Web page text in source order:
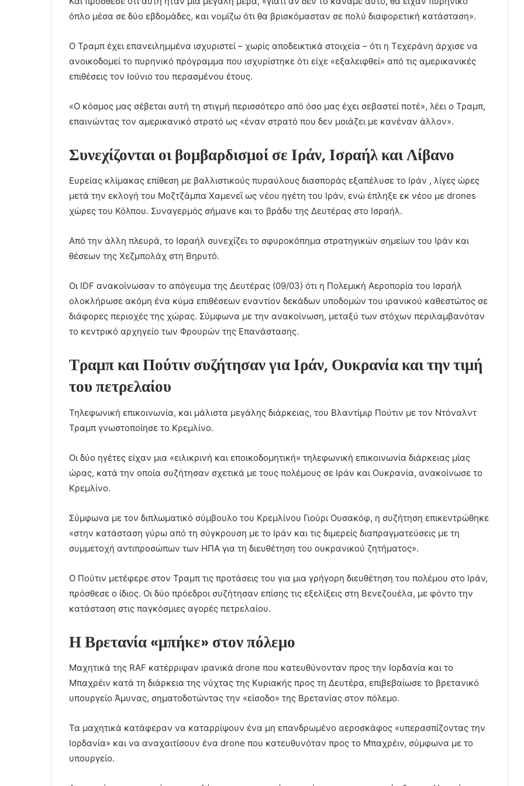
όπλο μέσα σε δύο εβδομάδες, και νομίζω ότι θα βρισκόμασταν σε πολύ διαφορετική κατάσταση».
Ο Τραμπ έχει επανειλημμένα ισχυριστεί – χωρίς αποδεικτικά στοιχεία – ότι η Τεχεράνη άρχισε να
ανοικοδομεί το πυρηνικό πρόγραμμα που ισχυρίστηκε ότι είχε «εξαλειφθεί» από τις αμερικανικές
επιθέσεις τον Ιούνιο του περασμένου έτους.
«Ο κόσμος μας σέβεται αυτή τη στιγμή περισσότερο από όσο μας έχει σεβαστεί ποτέ», λέει ο Τραμπ,
επαινώντας τον αμερικανικό στρατό ως «έναν στρατό που δεν μοιάζει με κανέναν άλλον».
Συνεχίζονται οι βομβαρδισμοί σε Ιράν, Ισραήλ και Λίβανο
Ευρείας κλίμακας επίθεση με βαλλιστικούς πυραύλους διασποράς εξαπέλυσε το Ιράν , λίγες ώρες
μετά την εκλογή του Μοζτζάμπα Χαμενεΐ ως νέου ηγέτη του Ιράν, ενώ έπληξε εκ νέου με drones
χώρες του Κόλπου. Συναγερμός σήμανε και το βράδυ της Δευτέρας στο Ισραήλ.
Από την άλλη πλευρά, το Ισραήλ συνεχίζει το σφυροκόπημα στρατηγικών σημείων του Ιράν και
θέσεων της Χεζμπολάχ στη Βηρυτό.
Οι IDF ανακοίνωσαν το απόγευμα της Δευτέρας (09/03) ότι η Πολεμική Αεροπορία του Ισραήλ
ολοκλήρωσε ακόμη ένα κύμα επιθέσεων εναντίον δεκάδων υποδομών του ιρανικού καθεστώτος σε
διάφορες περιοχές της χώρας. Σύμφωνα με την ανακοίνωση, μεταξύ των στόχων περιλαμβανόταν
το κεντρικό αρχηγείο των Φρουρών της Επανάστασης.
Τραμπ και Πούτιν συζήτησαν για Ιράν, Ουκρανία και την τιμή
του πετρελαίου
Τηλεφωνική επικοινωνία, και μάλιστα μεγάλης διάρκειας, του Βλαντίμιρ Πούτιν με τον Ντόναλντ
Τραμπ γνωστοποίησε το Κρεμλίνο.
Οι δύο ηγέτες είχαν μια «ειλικρινή και εποικοδομητική» τηλεφωνική επικοινωνία διάρκειας μίας
ώρας, κατά την οποία συζήτησαν σχετικά με τους πολέμους σε Ιράν και Ουκρανία, ανακοίνωσε το
Κρεμλίνο.
Σύμφωνα με τον διπλωματικό σύμβουλο του Κρεμλίνου Γιούρι Ουσακόφ, η συζήτηση επικεντρώθηκε
«στην κατάσταση γύρω από τη σύγκρουση με το Ιράν και τις διμερείς διαπραγματεύσεις με τη
συμμετοχή αντιπροσώπων των ΗΠΑ για τη διευθέτηση του ουκρανικού ζητήματος».
Ο Πούτιν μετέφερε στον Τραμπ τις προτάσεις του για μια γρήγορη διευθέτηση του πολέμου στο Ιράν,
πρόσθεσε ο ίδιος. Οι δύο πρόεδροι συζήτησαν επίσης τις εξελίξεις στη Βενεζουέλα, με φόντο την
κατάσταση στις παγκόσμιες αγορές πετρελαίου.
Η Βρετανία «μπήκε» στον πόλεμο
Μαχητικά της RAF κατέρριψαν ιρανικά drone που κατευθύνονταν προς την Ιορδανία και το
Μπαχρέιν κατά τη διάρκεια της νύχτας της Κυριακής προς τη Δευτέρα, επιβεβαίωσε το βρετανικό
υπουργείο Άμυνας, σηματοδοτώντας την «είσοδο» της Βρετανίας στον πόλεμο.
Τα μαχητικά κατάφεραν να καταρρίψουν ένα μη επανδρωμένο αεροσκάφος «υπερασπίζοντας την
Ιορδανία» και να αναχαιτίσουν ένα drone που κατευθυνόταν προς το Μπαχρέιν, σύμφωνα με το
υπουργείο.